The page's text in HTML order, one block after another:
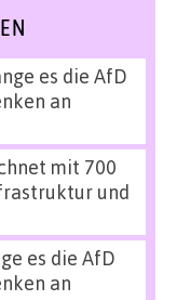
es die AfD
an
mit 700
und
es die AfD
an